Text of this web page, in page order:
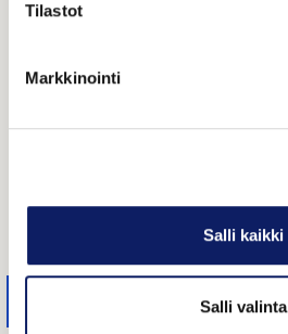
Tilastot
Markkinointi
Salli kaikki
Salli valinta